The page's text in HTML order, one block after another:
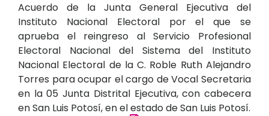
Acuerdo de la Junta General Ejecutiva del
Instituto Nacional Electoral por el que se
aprueba el reingreso al Servicio Profesional
Electoral Nacional del Sistema del Instituto
Nacional Electoral de la C. Roble Ruth Alejandro
Torres para ocupar el cargo de Vocal Secretaria
en la 05 Junta Distrital Ejecutiva, con cabecera
en San Luis Potosí, en el estado de San Luis Potosí.